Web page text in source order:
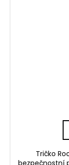
Tričko
bezpečnostní